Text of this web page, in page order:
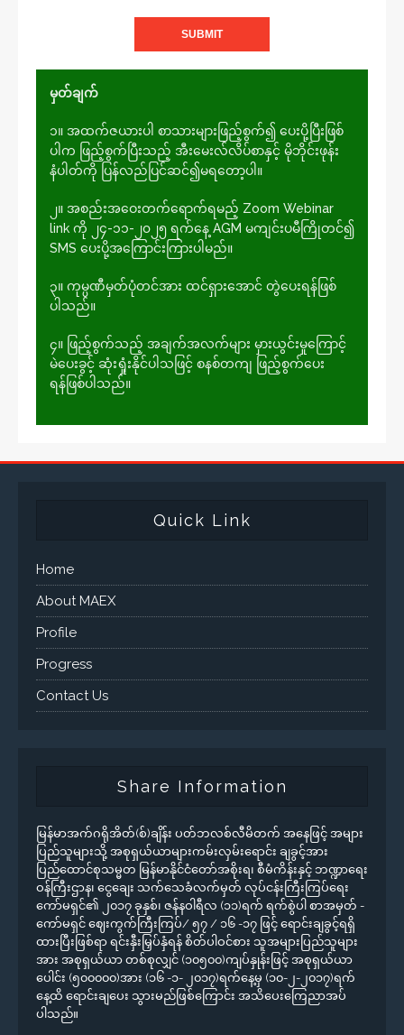
မှတ်ချက်
၁။ အထက်ဇယားပါ စာသားများဖြည့်စွက်၍ ပေးပို့ပြီးဖြစ်
ပါက ဖြည့်စွက်ပြီးသည့် အီးမေးလ်လိပ်စာနှင့် မိုဘိုင်းဖုန်း
နံပါတ်ကို ပြန်လည်ပြင်ဆင်၍မရတော့ပါ။
၂။ အစည်းအဝေးတက်ရောက်ရမည့် Zoom Webinar
link ကို ၂၄-၁၁-၂၀၂၅ ရက်နေ့ AGM မကျင်းပမီကြိုတင်၍
SMS ပေးပို့အ‌ကြောင်းကြားပါမည်။
၃။ ကုမ္ပဏီမှတ်ပုံတင်အား ထင်ရှား​အောင် တွဲ​ပေးရန်ဖြစ်
ပါသည်။
၄။ ဖြည့်စွက်သည့် အချက်အလက်များ မှားယွင်းမှုကြောင့်
မဲပေးခွင့် ဆုံးရှုံးနိုင်ပါသဖြင့် စနစ်တကျ ဖြည့်စွက်ပေး
ရန်ဖြစ်ပါသည်။
Quick Link
Home
About MAEX
Profile
Progress
Contact Us
Share Information
မြန်မာအက်ဂရိုအိတ်(စ်)ချိန်း ပတ်ဘလစ်လီမိတက် အနေဖြင့် အများ
ပြည်သူများသို့ အစုရှယ်ယာများကမ်းလှမ်းရောင်း ချခွင့်အား
ပြည်ထောင်စုသမ္မတ မြန်မာနိုင်ငံတော်အစိုးရ၊ စီမံကိန်းနှင့် ဘဏ္ဍာရေး
ဝန်ကြီးဌာန၊ ငွေချေး သက်သေခံလက်မှတ် လုပ်ငန်းကြီးကြပ်ရေး
ကော်မရှင်၏ ၂၀၁၇ ခုနှစ်၊ ဇန်နဝါရီလ (၁၁)ရက် ရက်စွဲပါ စာအမှတ် -
ကော်မရှင် ဈေးကွက်ကြီးကြပ်/ ၅၇ / ၁၆ -၁၇ ဖြင့် ရောင်းချခွင့်ရရှိ
ထားပြီးဖြစ်ရာ ရင်းနှီးမြှပ်နှံရန် စိတ်ပါဝင်စား သူအများပြည်သူများ
အား အစုရှယ်ယာ တစ်စုလျှင် (၁၀၅၀၀)ကျပ်နှုန်းဖြင့် အစုရှယ်ယာ
ပေါင်း (၅၀၀၀၀၀)အား (၁၆ -၁- ၂၀၁၇)ရက်နေ့မှ (၁၀-၂-၂၀၁၇)ရက်
နေ့ထိ ရောင်းချပေး သွားမည်ဖြစ်ကြောင်း အသိပေးကြေညာအပ်
ပါသည်။